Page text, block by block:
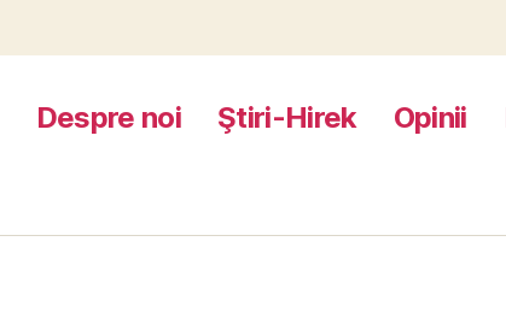
Despre noi Ştiri-Hirek Opinii